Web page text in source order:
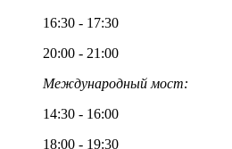
16:30 - 17:30
20:00 - 21:00
Международный мост:
14:30 - 16:00
18:00 - 19:30